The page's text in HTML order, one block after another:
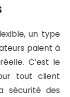
un type
paient à
C’est le
tout client
sécurité des